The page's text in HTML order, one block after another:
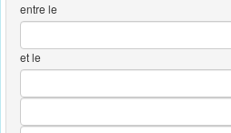
entre le
et le